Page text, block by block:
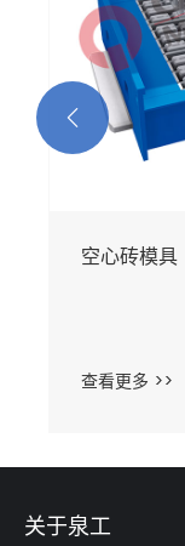
空心砖模具
查看更多 >>

关于泉工